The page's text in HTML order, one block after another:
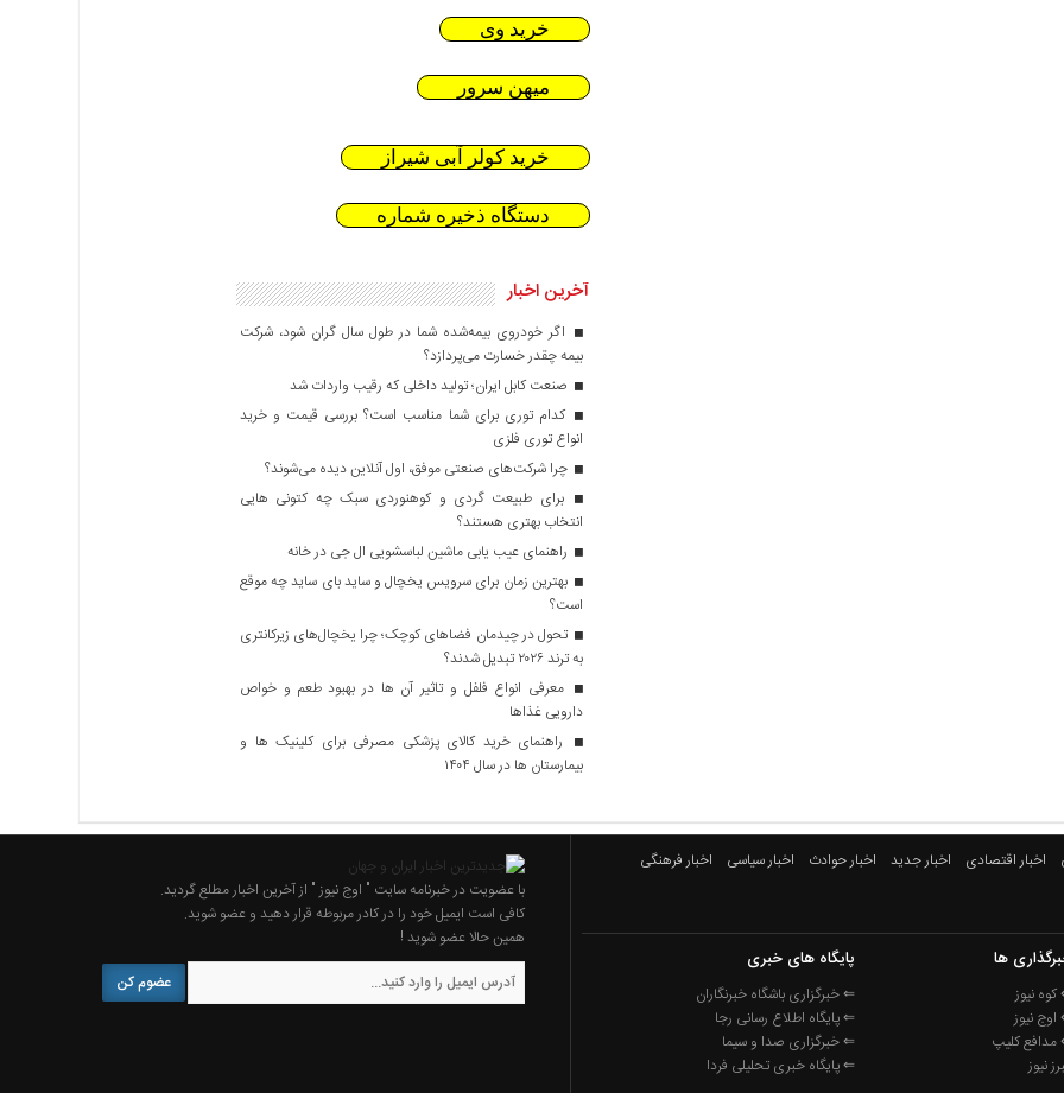
خرید وی
میهن سرور
خرید کولر آبی شیراز
دستگاه ذخیره شماره
آخرین اخبار
اگر خودروی بیمه‌شده شما در طول سال گران شود، شرکت
بیمه چقدر خسارت می‌پردازد؟
صنعت کابل ایران؛ تولید داخلی که رقیب واردات شد
کدام توری برای شما مناسب است؟ بررسی قیمت و خرید
انواع توری فلزی
چرا شرکت‌های صنعتی موفق، اول آنلاین دیده می‌شوند؟
برای طبیعت گردی و کوهنوردی سبک چه کتونی هایی
انتخاب بهتری هستند؟
راهنمای عیب یابی ماشین لباسشویی ال جی در خانه
بهترین زمان برای سرویس یخچال و ساید بای ساید چه موقع
است؟
تحول در چیدمان فضاهای کوچک؛ چرا یخچال‌های زیرکانتری
به ترند ۲۰۲۶ تبدیل شدند؟
معرفی انواع فلفل و تاثیر آن ‌ها در بهبود طعم و خواص
دارویی غذاها
راهنمای خرید کالای پزشکی مصرفی برای کلینیک ها و
بیمارستان ها در سال ۱۴۰۴
اخبار اقتصادی اخبار جدید اخبار حوادث اخبار سیاسی اخبار فرهنگی
ها
نیوز
نیوز
کلیپ
نیوز
پایگاه های خبری
⇐ خبرگزاری باشگاه خبرنگاران
⇐ پایگاه اطلاع رسانی رجا
⇐ خبرگزاری صدا و سیما
⇐ پایگاه خبری تحلیلی فردا
با عضویت در خبرنامه سایت " اوج نیوز " از آخرین اخبار مطلع گردید.
کافی است ایمیل خود را در کادر مربوطه قرار دهید و عضو شوید.
همین حالا عضو شوید !